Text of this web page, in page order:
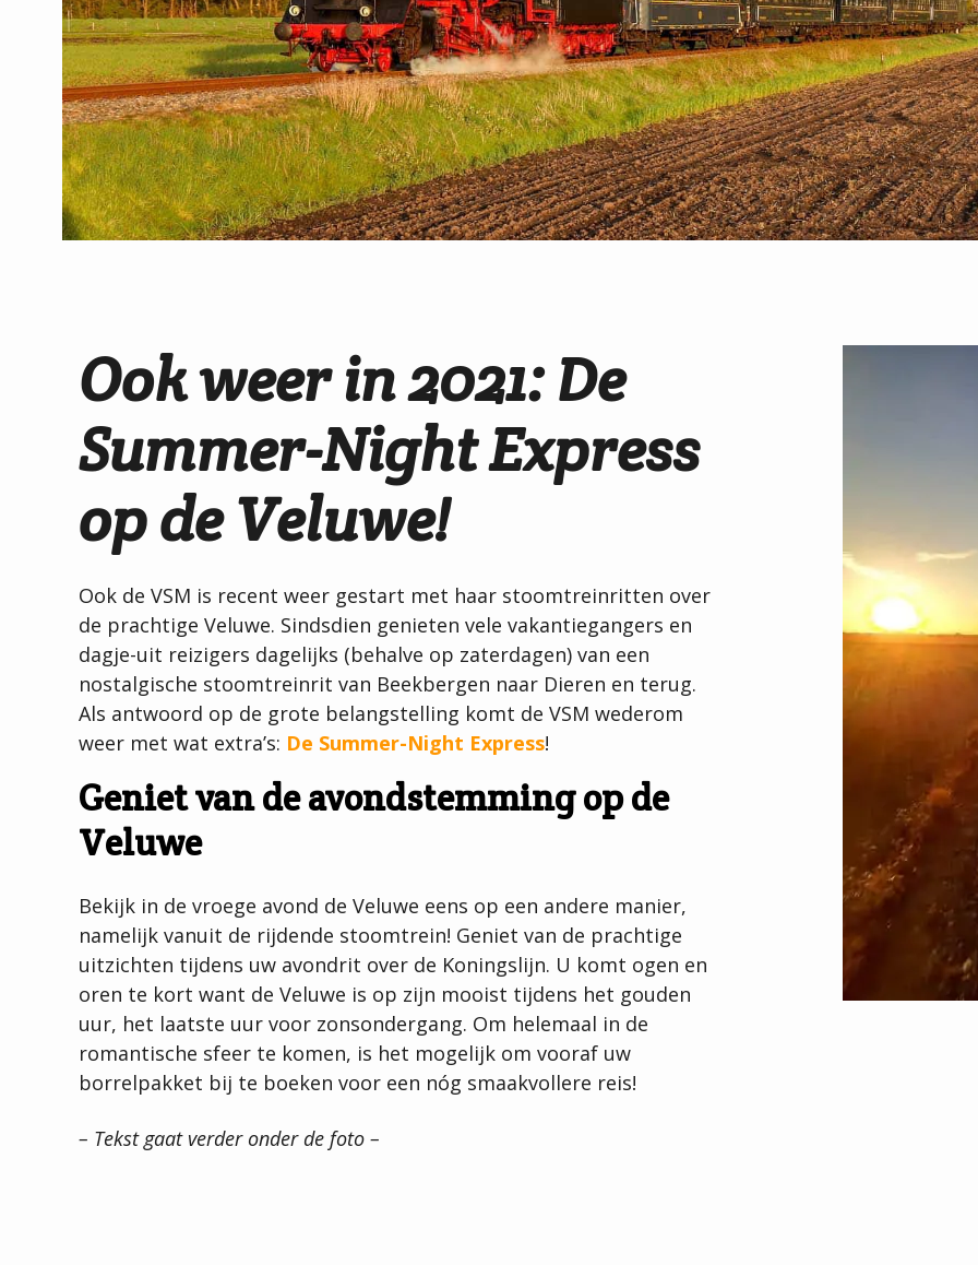
Ook weer in 2021: De
Summer-Night Express
op de Veluwe!
Ook de VSM is recent weer gestart met haar stoomtreinritten over
de prachtige Veluwe. Sindsdien genieten vele vakantiegangers en
dagje-uit reizigers dagelijks (behalve op zaterdagen) van een
nostalgische stoomtreinrit van Beekbergen naar Dieren en terug.
Als antwoord op de grote belangstelling komt de VSM wederom
weer met wat extra’s: De Summer-Night Express!
Geniet van de avondstemming op de
Veluwe
Bekijk in de vroege avond de Veluwe eens op een andere manier,
namelijk vanuit de rijdende stoomtrein! Geniet van de prachtige
uitzichten tijdens uw avondrit over de Koningslijn. U komt ogen en
oren te kort want de Veluwe is op zijn mooist tijdens het gouden
uur, het laatste uur voor zonsondergang. Om helemaal in de
romantische sfeer te komen, is het mogelijk om vooraf uw
borrelpakket bij te boeken voor een nóg smaakvollere reis!
– Tekst gaat verder onder de foto –